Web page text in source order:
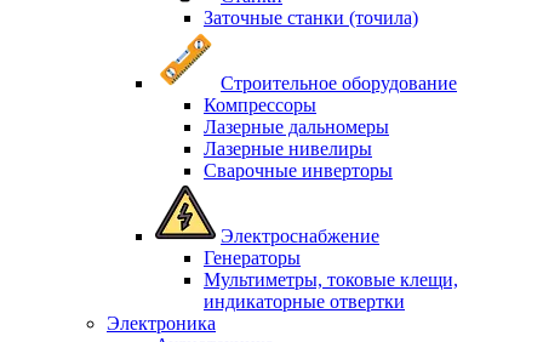
Заточные станки (точила)
Строительное оборудование
Компрессоры
Лазерные дальномеры
Лазерные нивелиры
Сварочные инверторы
Электроснабжение
Генераторы
Мультиметры, токовые клещи,
индикаторные отвертки
Электроника